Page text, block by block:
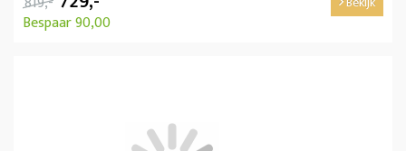
Bespaar 90,00